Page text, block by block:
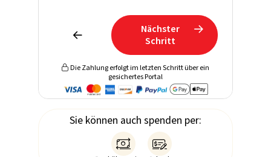

Nächster
Schritt

 Die Zahlung erfolgt im letzten Schritt über ein
gesichertes Portal
Sie können auch spenden per:
 